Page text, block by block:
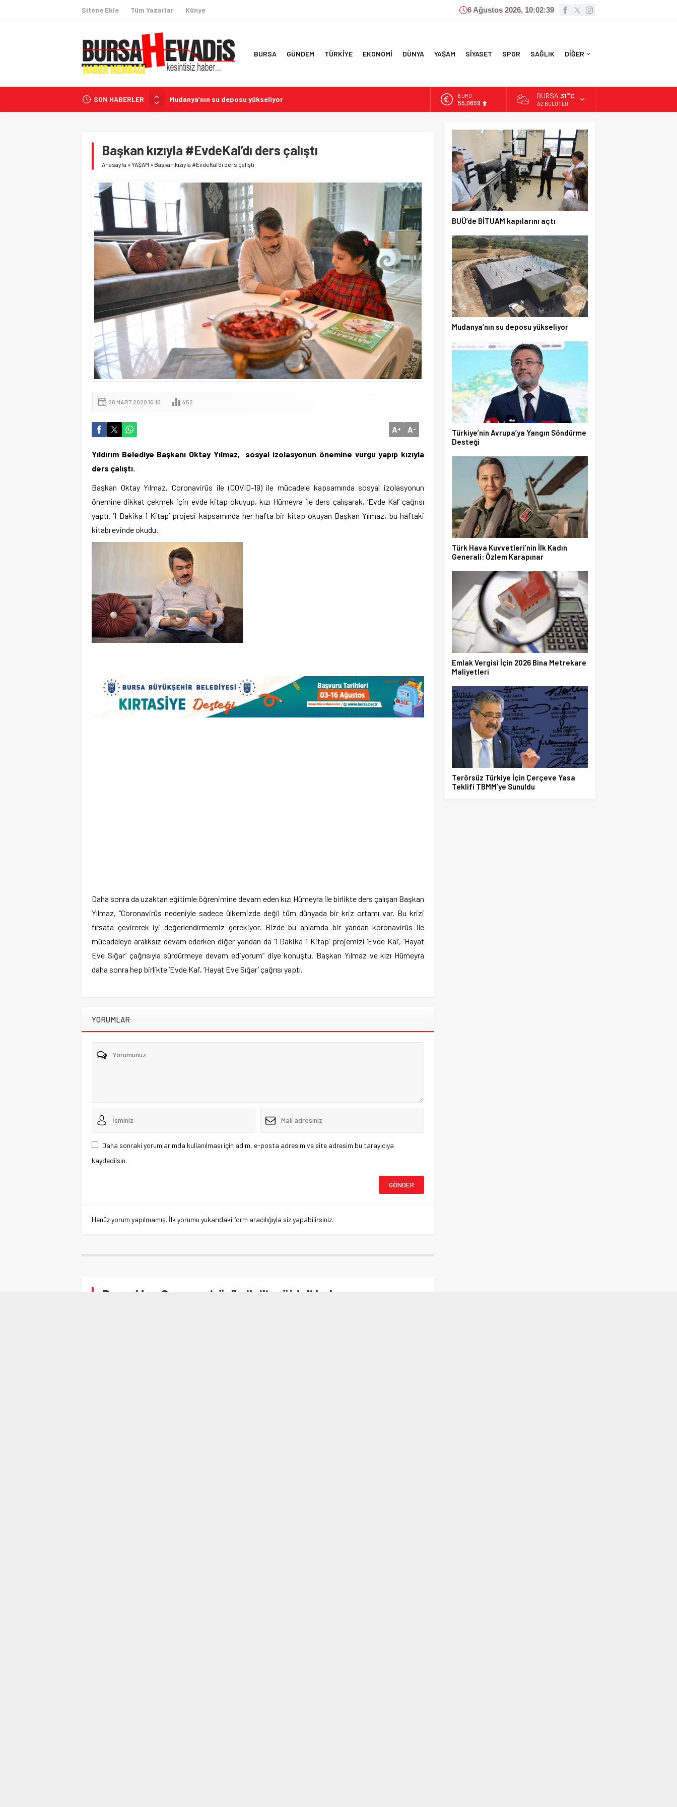
Sitene Ekle Tüm Yazarlar Künye 6 Ağustos 2026, 10:02:40
BURSA GÜNDEM TÜRKİYE EKONOMİ DÜNYA YAŞAM SİYASET SPOR SAĞLIK DİĞER
SON HABERLER
Mudanya’nın su deposu yükseliyor
Türkiye’nin Avrupa’ya Yangın Söndürme Desteği
Emlak Vergisi İçin 2026 Bina Metrekare Maliyetleri
BUÜ’de BİTUAM kapılarını açtı
ALTIN
6.521,17
13.685,30
47,5953
EURO
55,0659
BURSA 31°C
AZ BULUTLU
Başkan kızıyla #EvdeKal’dı ders çalıştı
Anasayfa »YAŞAM » Başkan kızıyla #EvdeKal’dı ders çalıştı
28 MART 2020 16:10 452
A+ A-
Yıldırım Belediye Başkanı Oktay Yılmaz, sosyal izolasyonun önemine vurgu yapıp kızıyla
ders çalıştı.
Başkan Oktay Yılmaz, Coronavirüs ile (COVID-19) ile mücadele kapsamında sosyal izolasyonun
önemine dikkat çekmek için evde kitap okuyup, kızı Hümeyra ile ders çalışarak, ‘Evde Kal’ çağrısı
yaptı. ‘1 Dakika 1 Kitap’ projesi kapsamında her hafta bir kitap okuyan Başkan Yılmaz, bu haftaki
kitabı evinde okudu.
Daha sonra da uzaktan eğitimle öğrenimine devam eden kızı Hümeyra ile birlikte ders çalışan Başkan
Yılmaz, “Coronavirüs nedeniyle sadece ülkemizde değil tüm dünyada bir kriz ortamı var. Bu krizi
fırsata çevirerek iyi değerlendirmemiz gerekiyor. Bizde bu anlamda bir yandan koronavirüs ile
mücadeleye aralıksız devam ederken diğer yandan da ‘1 Dakika 1 Kitap’ projemizi ‘Evde Kal’, ‘Hayat
Eve Sığar’ çağrısıyla sürdürmeye devam ediyorum” diye konuştu. Başkan Yılmaz ve kızı Hümeyra
daha sonra hep birlikte ‘Evde Kal’, ‘Hayat Eve Sığar’ çağrısı yaptı.
YORUMLAR
Daha sonraki yorumlarımda kullanılması için adım, e-posta adresim ve site adresim bu tarayıcıya
kaydedilsin.
Henüz yorum yapılmamış. İlk yorumu yukarıdaki form aracılığıyla siz yapabilirsiniz.
Rusya’dan Coronavirüs’le ilgili müjdeli haber
BUÜ’de BİTUAM kapılarını açtı
Mudanya’nın su deposu yükseliyor
Türkiye’nin Avrupa’ya Yangın Söndürme
Desteği
Türk Hava Kuvvetleri’nin İlk Kadın
Generali: Özlem Karapınar
Emlak Vergisi İçin 2026 Bina Metrekare
Maliyetleri
Terörsüz Türkiye İçin Çerçeve Yasa
Teklifi TBMM’ye Sunuldu